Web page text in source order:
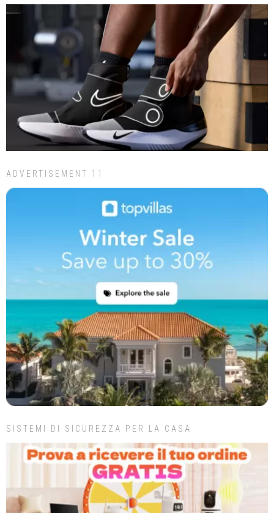
ADVERTISEMENT 11
SISTEMI DI SICUREZZA PER LA CASA